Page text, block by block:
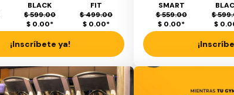
BLACK
$ 599.00
$ 0.00*
FIT
$ 499.00
$ 0.00*
¡Inscríbete ya!
SMART
$ 559.00
$ 0.00*
$
$